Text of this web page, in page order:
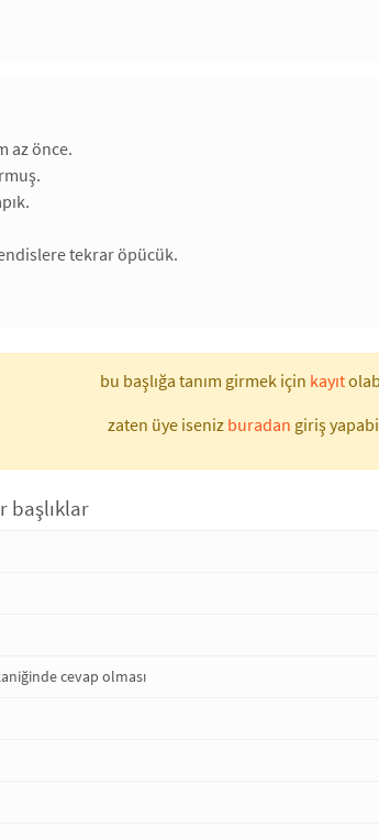
az önce.
tekrar öpücük.
bu başlığa tanım girmek için kayıt
zaten üye iseniz buradan giriş
başlıklar
cevap olması